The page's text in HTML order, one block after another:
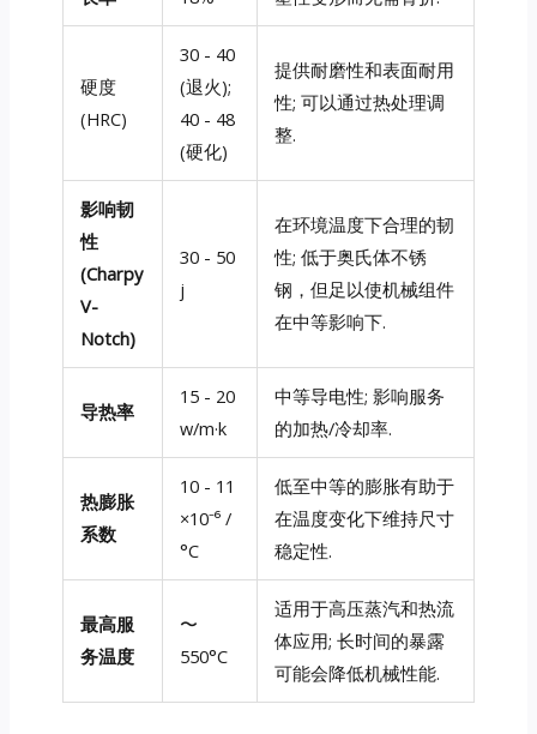
硬度
(HRC)
30 - 40
(退火);
40 - 48
(硬化)
提供耐磨性和表面耐用
性; 可以通过热处理调
整.
影响韧
性
(Charpy
V-
Notch)
30 - 50
j
在环境温度下合理的韧
性; 低于奥氏体不锈
钢，但足以使机械组件
在中等影响下.
导热率
15 - 20
w/m·k
中等导电性; 影响服务
的加热/冷却率.
热膨胀
系数
10 - 11
×10⁻⁶ /
°C
低至中等的膨胀有助于
在温度变化下维持尺寸
稳定性.
最高服
务温度
〜
550°C
适用于高压蒸汽和热流
体应用; 长时间的暴露
可能会降低机械性能.